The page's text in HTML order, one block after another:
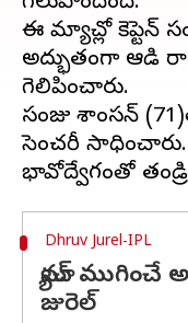
ఈ మ్యాచ్లో కెప్టెన్
అద్భుతంగా ఆడి
గెలిపించారు.
సంజు శాంసన్
సెంచరీ
Dhruv Jurel-IPL
మ్యాచ్ ముగించే
జురెల్